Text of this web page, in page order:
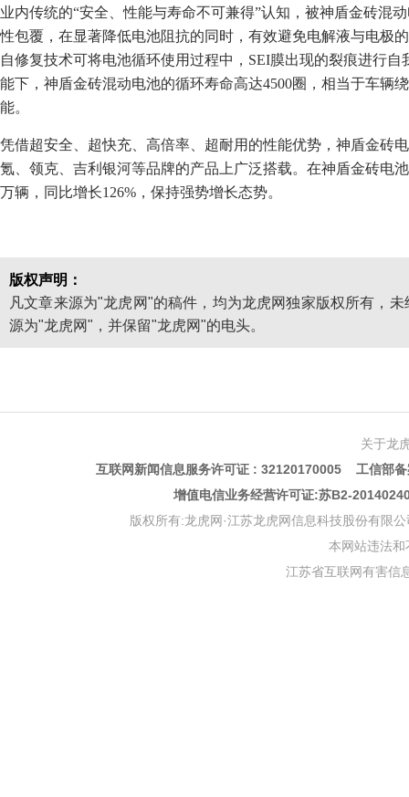
业内传统的“安全、性能与寿命不可兼得”认知，被神盾金砖混
性包覆，在显著降低电池阻抗的同时，有效避免电解液与电极
自修复技术可将电池循环使用过程中，SEI膜出现的裂痕进行
能下，神盾金砖混动电池的循环寿命高达4500圈，相当于车辆
能。
凭借超安全、超快充、高倍率、超耐用的性能优势，神盾金砖
氪、领克、吉利银河等品牌的产品上广泛搭载。在神盾金砖电
万辆，同比增长126%，保持强势增长态势。
版权声明：
凡文章来源为"龙虎网"的稿件，均为龙虎网独家版权所有，
源为"龙虎网"，并保留"龙虎网"的电头。
关于龙
互联网新闻信息服务许可证 : 32120170005 工信部
增值电信业务经营许可证:苏B2-
版权所有:龙虎网·江苏龙虎网信息科技股份有限
本网站违法
江苏省互联网有害